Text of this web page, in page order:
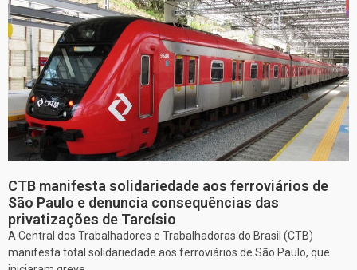
CTB manifesta solidariedade aos ferroviários de
São Paulo e denuncia consequências das
privatizações de Tarcísio
A Central dos Trabalhadores e Trabalhadoras do Brasil (CTB)
manifesta total solidariedade aos ferroviários de São Paulo, que